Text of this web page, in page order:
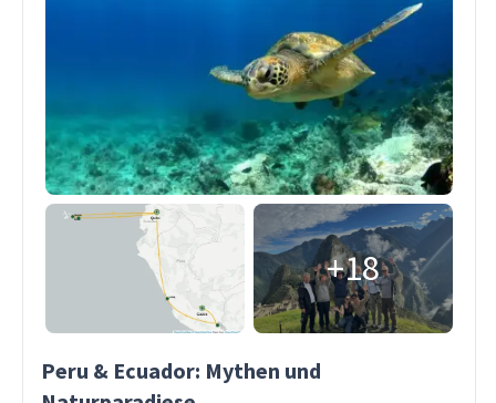
+18
Peru & Ecuador: Mythen und